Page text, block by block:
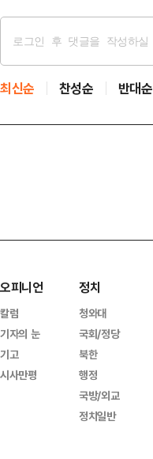
최신순 찬성순 반대순
오피니언
칼럼
기자의 눈
기고
시사만평
정치
청와대
국회/정당
북한
행정
국방/외교
정치일반